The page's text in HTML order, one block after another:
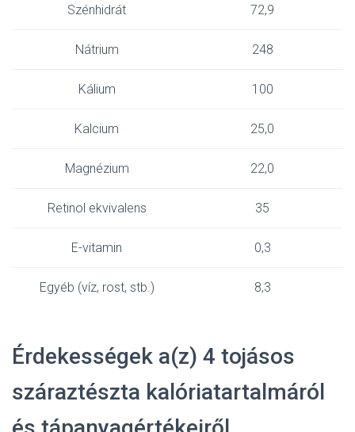
Szénhidrát 72,9
Nátrium 248
Kálium 100
Kalcium 25,0
Magnézium 22,0
Retinol ekvivalens 35
E-vitamin 0,3
Egyéb (víz, rost, stb.) 8,3
Érdekességek a(z) 4 tojásos
száraztészta kalóriatartalmáról